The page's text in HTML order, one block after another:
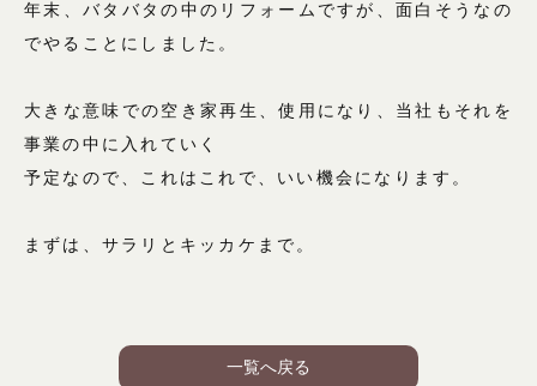
年末、バタバタの中のリフォームですが、面白そうなの
でやることにしました。
大きな意味での空き家再生、使用になり、当社もそれを
事業の中に入れていく
予定なので、これはこれで、いい機会になります。
まずは、サラリとキッカケまで。
一覧へ戻る